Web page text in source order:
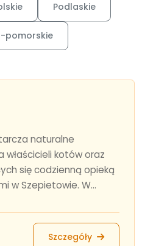
Podlaskie
pomorskie
naturalne
właścicieli kotów oraz
się codzienną opieką
w Szepietowie. W...
Szczegóły